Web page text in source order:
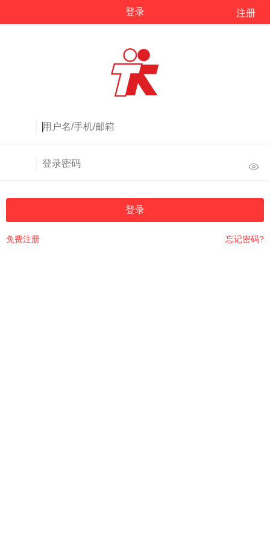
登录 注册
登录
免费注册 忘记密码?